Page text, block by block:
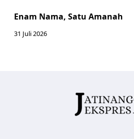
Enam Nama, Satu Amanah
31 Juli 2026